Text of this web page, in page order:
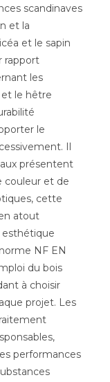
scandinaves
et la
et le sapin
rapport
les
le hêtre
le
Il
présentent
couleur et de
cette
atout
esthétique
NF EN
du bois
à choisir
projet. Les
performances